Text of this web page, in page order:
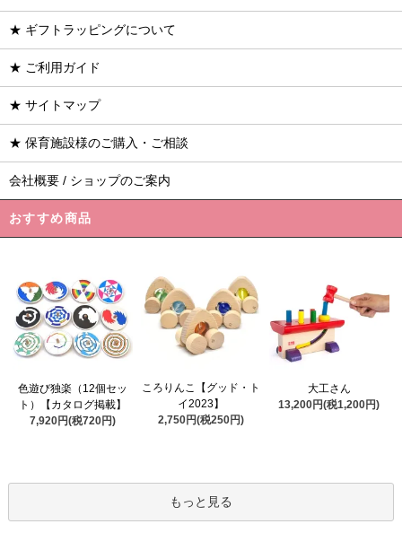
★ ギフトラッピングについて
★ ご利用ガイド
★ サイトマップ
★ 保育施設様のご購入・ご相談
会社概要 / ショップのご案内
おすすめ商品
色遊び独楽（12個セッ
ト）【カタログ掲載】
7,920円(税720円)
ころりんこ【グッド・ト
イ2023】
2,750円(税250円)
大工さん
13,200円(税1,200円)
もっと見る